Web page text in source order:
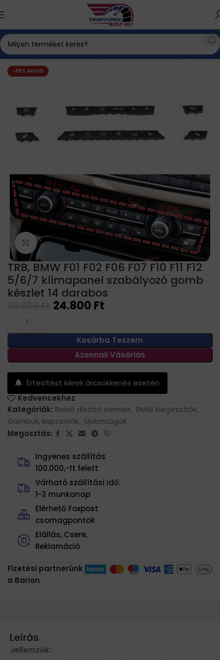
Autós kiegészítők BMW kiegészítők Gombok, kapcsolók
-36% AKCIÓ
Click to enlarge
TRB, BMW F01 F02 F06 F07 F10 F11 F12
5/6/7 klímapanel szabályozó gomb
készlet 14 darabos
24.800 Ft
Kosárba Teszem
Azonnali Vásárlás
Értesítést kérek árcsökkenés esetén
Kedvencekhez
Kategóriák: Belső díszítő elemek, BMW kiegészítők,
Gombok, kapcsolók, Újdonságok
Megosztás:
Ingyenes szállítás
100.000,-ft felett
Várható szállítási idő:
1-3 munkanap
Elérhető Foxpost
csomagpontok
Elállás, Csere,
Reklamáció
Fizetési partnerünk
a Barion
Leírás
Jellemzők: